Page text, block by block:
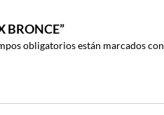
BRONCE”
obligatorios están marcados con